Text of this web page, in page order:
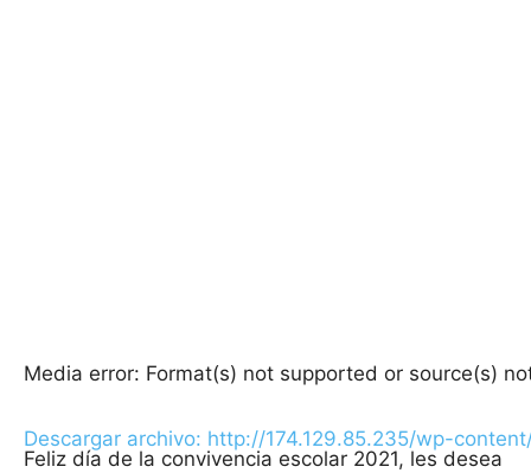
Media error: Format(s) not supported or source(s)
Descargar archivo: http://174.129.85.235/wp-
Feliz día de la convivencia escolar 2021, les desea